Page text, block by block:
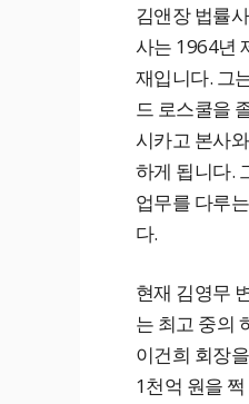
김앤장 법률
사는 1964년
재입니다. 그
드 로스쿨을
시카고 본사
하게 됩니다.
업무를 다루
다.
현재 김영무
는 최고 중의
이건희 회장
1천억 원을